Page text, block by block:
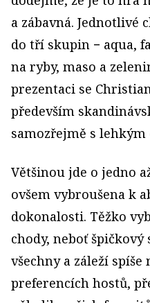
a zábavná. Jednotlivé
do tří skupin − aqua,
na ryby, maso a
prezentaci se
především
samozřejmě s lehkým
Většinou jde o jedno
ovšem vybroušena k
dokonalosti. Těžko
chody, neboť
všechny a záleží
preferencích hostů,